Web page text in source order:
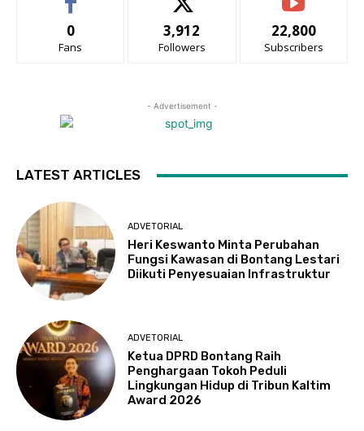
0
Fans
3,912
Followers
22,800
Subscribers
- Advertisement -
LATEST ARTICLES
ADVETORIAL
Heri Keswanto Minta Perubahan
Fungsi Kawasan di Bontang Lestari
Diikuti Penyesuaian Infrastruktur
ADVETORIAL
Ketua DPRD Bontang Raih
Penghargaan Tokoh Peduli
Lingkungan Hidup di Tribun Kaltim
Award 2026